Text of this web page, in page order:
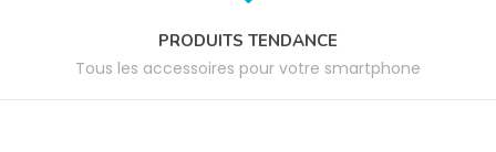
PRODUITS TENDANCE
Tous les accessoires pour votre smartphone